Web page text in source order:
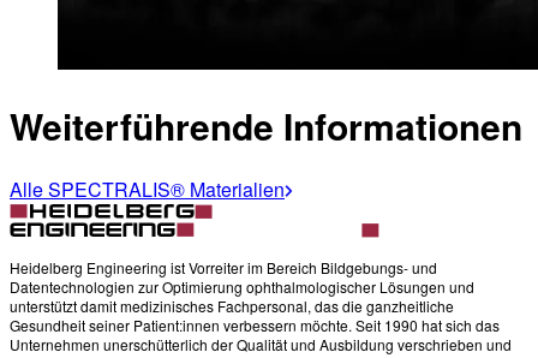
Weiterführende Informationen
Alle SPECTRALIS® Materialien
Heidelberg Engineering ist Vorreiter im Bereich Bildgebungs- und
Datentechnologien zur Optimierung ophthalmologischer Lösungen und
unterstützt damit medizinisches Fachpersonal, das die ganzheitliche
Gesundheit seiner Patient:innen verbessern möchte. Seit 1990 hat sich das
Unternehmen unerschütterlich der Qualität und Ausbildung verschrieben und